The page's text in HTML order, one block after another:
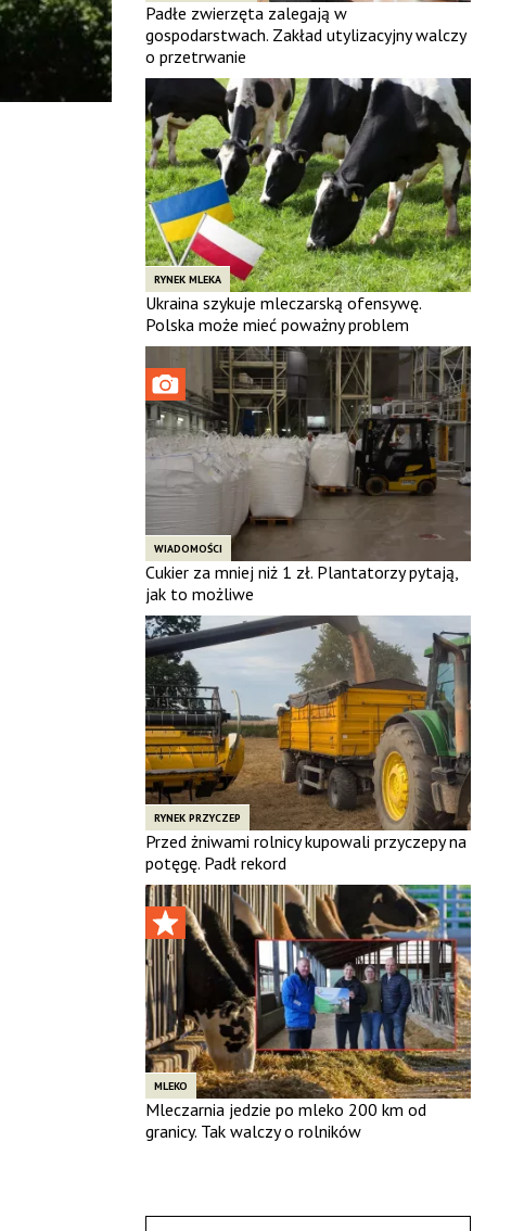
Padłe zwierzęta zalegają w
gospodarstwach. Zakład utylizacyjny walczy
o przetrwanie
RYNEK MLEKA
Ukraina szykuje mleczarską ofensywę.
Polska może mieć poważny problem
WIADOMOŚCI
Cukier za mniej niż 1 zł. Plantatorzy pytają,
jak to możliwe
RYNEK PRZYCZEP
Przed żniwami rolnicy kupowali przyczepy na
potęgę. Padł rekord
MLEKO
Mleczarnia jedzie po mleko 200 km od
granicy. Tak walczy o rolników